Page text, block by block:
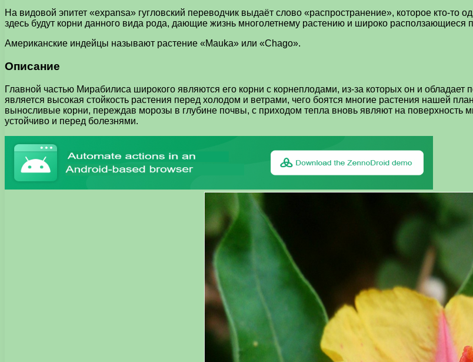
На видовой эпитет «expansa» гугловский переводчик выдаёт слово «распространение», которое кто-
здесь будут корни данного вида рода, дающие жизнь многолетнему растению и широко расползающиеся
Американские индейцы называют растение «Mauka» или «Chago».
Описание
Главной частью Мирабилиса широкого являются его корни с корнеплодами, из-за которых он и
является высокая стойкость растения перед холодом и ветрами, чего боятся многие растения нашей
выносливые корни, переждав морозы в глубине почвы, с приходом тепла вновь являют на поверхность
устойчиво и перед болезнями.